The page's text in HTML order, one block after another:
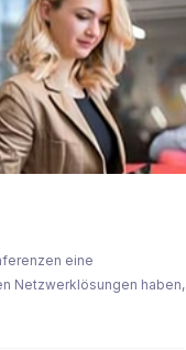
eine
Netzwerklösungen haben,